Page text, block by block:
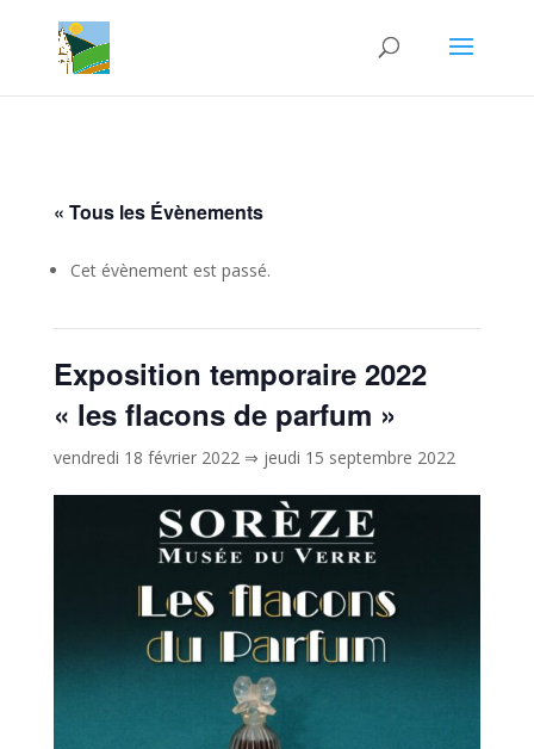
« Tous les Évènements
Cet évènement est passé.
Exposition temporaire 2022
« les flacons de parfum »
vendredi 18 février 2022⇒ jeudi 15 septembre 2022